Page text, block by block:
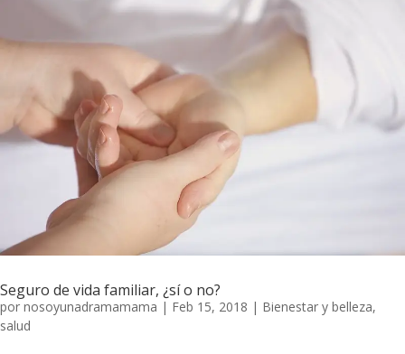
Seguro de vida familiar, ¿sí o no?
por nosoyunadramamama | Feb 15, 2018 | Bienestar y belleza,
salud